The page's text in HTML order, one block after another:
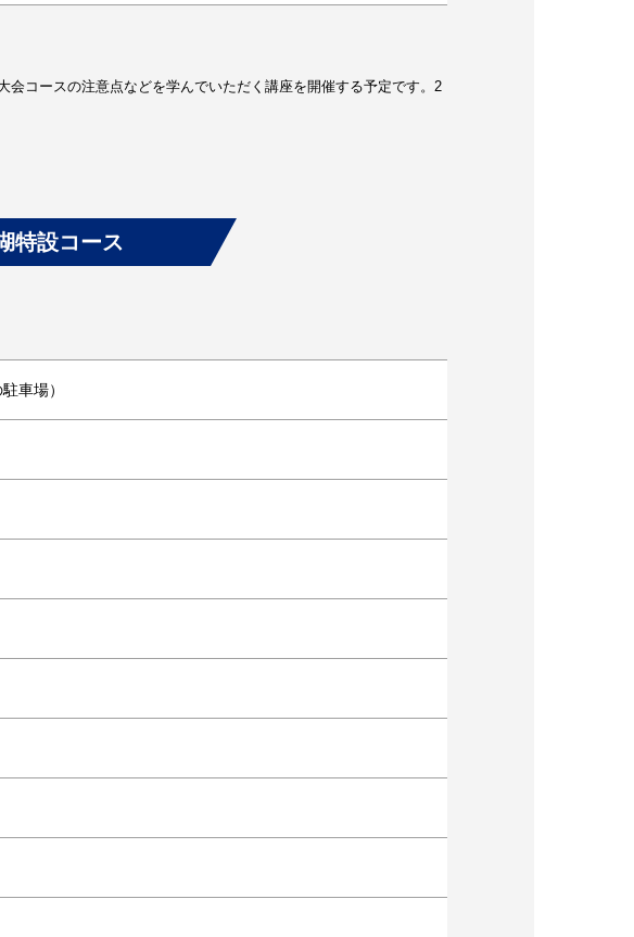
コースの注意点などを学んでいただく講座を開催する予定です。2
特設コース
車場）